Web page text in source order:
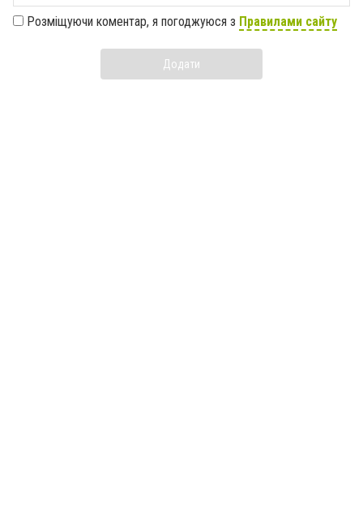
Розміщуючи коментар, я погоджуюся з Правилами сайту
Додати